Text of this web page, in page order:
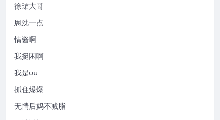
徐珺大哥
恩沈一点
情酱啊
我挺困啊
我是ou
抓住爆爆
无情后妈不减脂